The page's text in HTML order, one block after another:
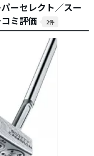
ーセレクト／スー
ミ評価
2件